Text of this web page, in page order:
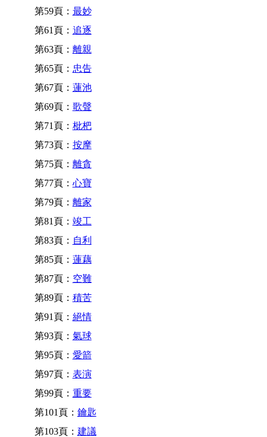
第59頁： 最妙
第61頁： 追逐
第63頁： 離親
第65頁： 忠告
第67頁： 蓮池
第69頁： 歌聲
第71頁： 枇杷
第73頁： 按摩
第75頁： 離貪
第77頁： 心寶
第79頁： 離家
第81頁： 竣工
第83頁： 自利
第85頁： 蓮藕
第87頁： 空難
第89頁： 積苦
第91頁： 絕情
第93頁： 氣球
第95頁： 愛箭
第97頁： 表演
第99頁： 重要
第101頁： 鑰匙
第103頁： 建議